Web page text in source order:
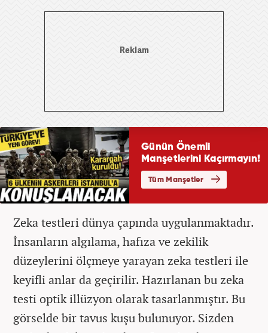
Zeka testleri dünya çapında uygulanmaktadır.
İnsanların algılama, hafıza ve zekilik
düzeylerini ölçmeye yarayan zeka testleri ile
keyifli anlar da geçirilir. Hazırlanan bu zeka
testi optik illüzyon olarak tasarlanmıştır. Bu
görselde bir tavus kuşu bulunuyor. Sizden